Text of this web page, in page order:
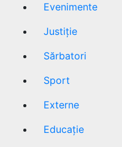
Evenimente
Justiție
Sărbatori
Sport
Externe
Educație